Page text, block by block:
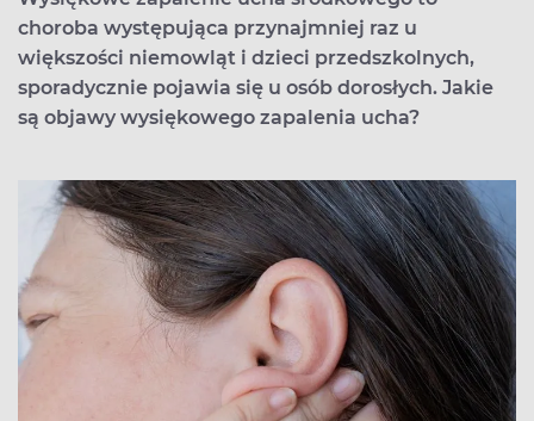
choroba występująca przynajmniej raz u
większości niemowląt i dzieci przedszkolnych,
sporadycznie pojawia się u osób dorosłych. Jakie
są objawy wysiękowego zapalenia ucha?